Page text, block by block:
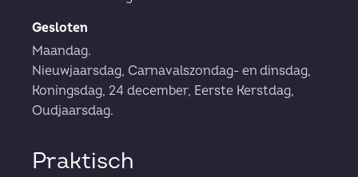
Gesloten
Maandag.
Nieuwjaarsdag, Carnavalszondag- en dinsdag,
Koningsdag, 24 december, Eerste Kerstdag,
Oudjaarsdag.
Praktisch